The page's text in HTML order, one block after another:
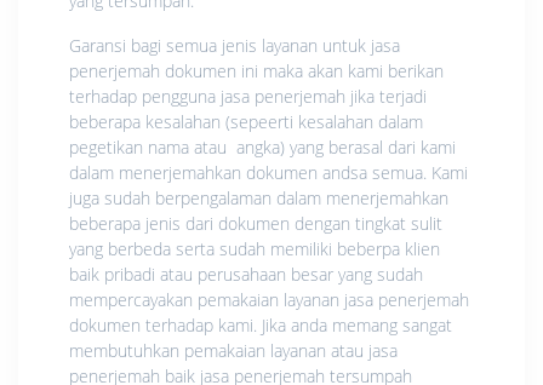
Garansi bagi semua jenis layanan untuk jasa
penerjemah dokumen ini maka akan kami berikan
terhadap pengguna jasa penerjemah jika terjadi
beberapa kesalahan (sepeerti kesalahan dalam
pegetikan nama atau angka) yang berasal dari kami
dalam menerjemahkan dokumen andsa semua. Kami
juga sudah berpengalaman dalam menerjemahkan
beberapa jenis dari dokumen dengan tingkat sulit
yang berbeda serta sudah memiliki beberpa klien
baik pribadi atau perusahaan besar yang sudah
mempercayakan pemakaian layanan jasa penerjemah
dokumen terhadap kami. Jika anda memang sangat
membutuhkan pemakaian layanan atau jasa
penerjemah baik jasa penerjemah tersumpah